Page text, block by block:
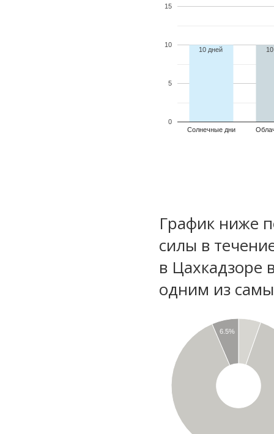
Солнечные дни
0
5
10
15
10 дней
График ниже
силы в
в Цахкадзоре
одним из
6.5%